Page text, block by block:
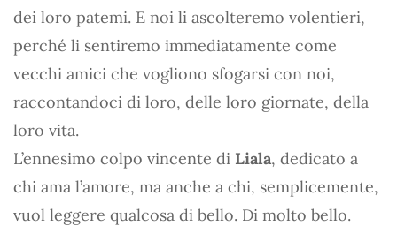
dei loro patemi. E noi li ascolteremo volentieri,
perché li sentiremo immediatamente come
vecchi amici che vogliono sfogarsi con noi,
raccontandoci di loro, delle loro giornate, della
loro vita.
L’ennesimo colpo vincente di Liala, dedicato a
chi ama l’amore, ma anche a chi, semplicemente,
vuol leggere qualcosa di bello. Di molto bello.